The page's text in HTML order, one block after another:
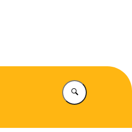
Vul in wat u